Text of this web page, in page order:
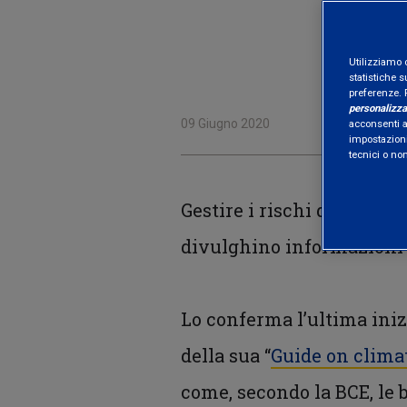
09 Giugno 2020
Gestire i rischi del
divulghino informazioni
Lo conferma l’ultima
della sua “Guide on
come, secondo la BCE,
Utilizziamo
statistiche
preferenze.
personalizza
acconsenti
tecnici o